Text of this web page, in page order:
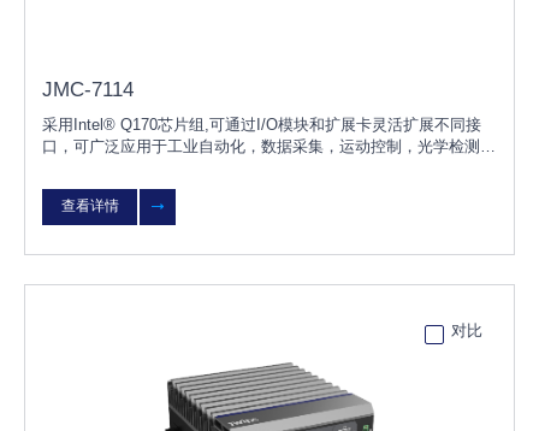
JMC-7114
采用Intel® Q170芯片组,可通过I/O模块和扩展卡灵活扩展不同接
口，可广泛应用于工业自动化，数据采集，运动控制，光学检测，
查看详情
对比